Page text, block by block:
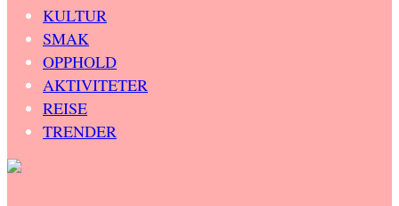
KULTUR
SMAK
OPPHOLD
AKTIVITETER
REISE
TRENDER